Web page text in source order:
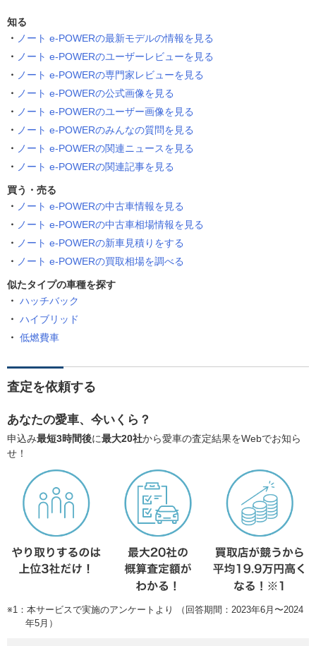
知る
ノート e-POWERの最新モデルの情報を見る
ノート e-POWERのユーザーレビューを見る
ノート e-POWERの専門家レビューを見る
ノート e-POWERの公式画像を見る
ノート e-POWERのユーザー画像を見る
ノート e-POWERのみんなの質問を見る
ノート e-POWERの関連ニュースを見る
ノート e-POWERの関連記事を見る
買う・売る
ノート e-POWERの中古車情報を見る
ノート e-POWERの中古車相場情報を見る
ノート e-POWERの新車見積りをする
ノート e-POWERの買取相場を調べる
似たタイプの車種を探す
ハッチバック
ハイブリッド
低燃費車
査定を依頼する
あなたの愛車、今いくら？
申込み最短3時間後に最大20社から愛車の査定結果をWebでお知ら
せ！
※1：本サービスで実施のアンケートより （回答期間：2023年6月〜2024
年5月）